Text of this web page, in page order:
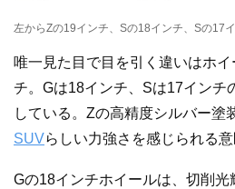
左からZの19インチ、Sの18インチ、Sの17
唯一見た目で目を引く違いはホ
チ。Gは18インチ、Sは17インチ
している。Zの高精度シルバー塗
SUVらしい力強さを感じられる意
Gの18インチホイールは、切削